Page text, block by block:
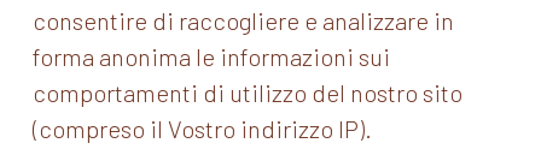
consentire di raccogliere e analizzare in
forma anonima le informazioni sui
comportamenti di utilizzo del nostro sito
(compreso il Vostro indirizzo IP).